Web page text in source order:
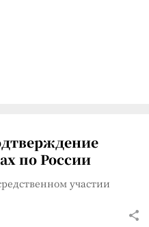
по России
участии